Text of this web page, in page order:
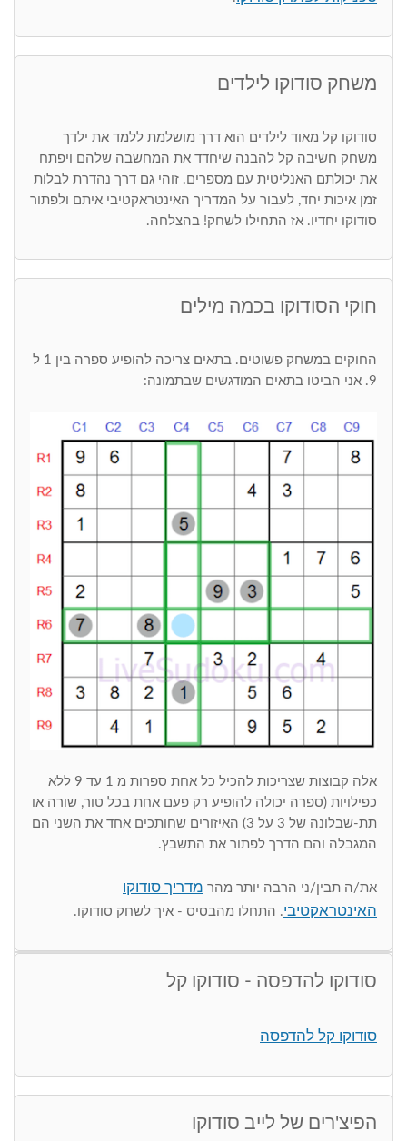
משחק סודוקו לילדים
סודוקו קל מאוד לילדים הוא דרך מושלמת ללמד את ילדך
משחק חשיבה קל להבנה שיחדד את המחשבה שלהם ויפתח
את יכולתם האנליטית עם מספרים. זוהי גם דרך נהדרת לבלות
זמן איכות יחד, לעבור על המדריך האינטראקטיבי איתם ולפתור
סודוקו יחדיו. אז התחילו לשחק! בהצלחה.
חוקי הסודוקו בכמה מילים
החוקים במשחק פשוטים. בתאים צריכה להופיע ספרה בין 1 ל
9. אני הביטו בתאים המודגשים שבתמונה:
אלה קבוצות שצריכות להכיל כל אחת ספרות מ 1 עד 9 ללא
כפילויות (ספרה יכולה להופיע רק פעם אחת בכל טור, שורה או
תת-שבלונה של 3 על 3) האיזורים שחותכים אחד את השני הם
המגבלה והם הדרך לפתור את התשבץ.
את/ה תבין/ני הרבה יותר מהר מדריך סודוקו
האינטראקטיבי. התחלו מהבסיס - איך לשחק סודוקו.
סודוקו להדפסה - סודוקו קל
סודוקו קל להדפסה
הפיצ'רים של לייב סודוקו